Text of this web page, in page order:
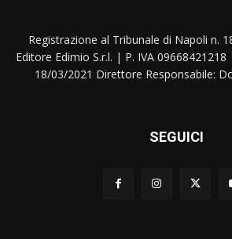
Registrazione al Tribunale di Napoli n.
Editore Edimio S.r.l. | P. IVA
18/03/2021 Direttore Responsabile:
SEGUICI